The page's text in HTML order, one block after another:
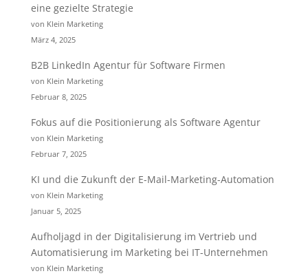
eine gezielte Strategie
von Klein Marketing
März 4, 2025
B2B LinkedIn Agentur für Software Firmen
von Klein Marketing
Februar 8, 2025
Fokus auf die Positionierung als Software Agentur
von Klein Marketing
Februar 7, 2025
KI und die Zukunft der E-Mail-Marketing-Automation
von Klein Marketing
Januar 5, 2025
Aufholjagd in der Digitalisierung im Vertrieb und
Automatisierung im Marketing bei IT-Unternehmen
von Klein Marketing